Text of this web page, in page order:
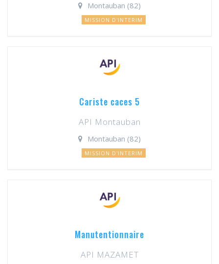
Montauban (82)
MISSION D'INTERIM
Cariste caces 5
API Montauban
Montauban (82)
MISSION D'INTERIM
Manutentionnaire
API MAZAMET